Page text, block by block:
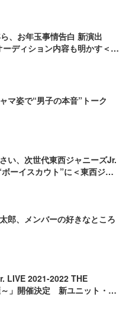
、お年玉事情告白 新演出
ーディション内容も明かす＜
マ姿で“男子の本音”トーク
い、次世代東西ジャニーズJr.
ーイスカウト”に＜東西ジャ
郎、メンバーの好きなところ
LIVE 2021-2022 THE
」開催決定 新ユニット・